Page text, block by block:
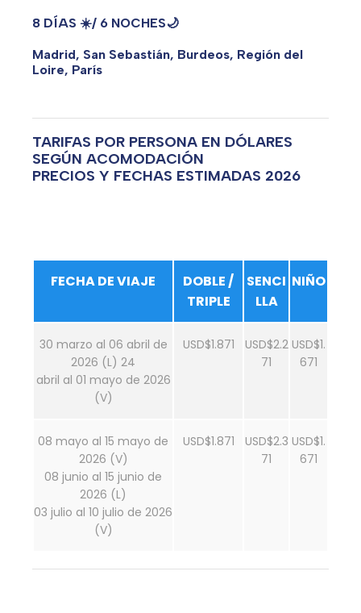
8 DÍAS ☀️/ 6 NOCHES🌙
Madrid, San Sebastián, Burdeos, Región del
Loire, París
TARIFAS POR PERSONA EN DÓLARES
SEGÚN ACOMODACIÓN
PRECIOS Y FECHAS ESTIMADAS 2026
FECHA DE VIAJE
DOBLE /
TRIPLE
SENCI
LLA
NIÑO
30 marzo al 06 abril de
2026 (L) 24
abril al 01 mayo de 2026
(V)
USD$1.871
USD$2.2
71
USD$1.
671
08 mayo al 15 mayo de
2026 (V)
08 junio al 15 junio de
2026 (L)
03 julio al 10 julio de 2026
(V)
USD$1.871
USD$2.3
71
USD$1.
671